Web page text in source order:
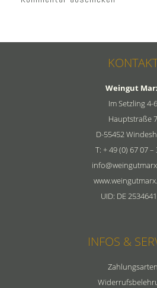
Weingut
Im Setzling 4-6
Hauptstraße 7
D-55452
T: + 49 (0) 67 07 –
UID: DE
INFOS &
Zahlungsarten